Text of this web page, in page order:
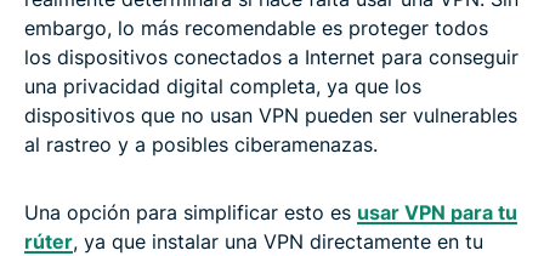
embargo, lo más recomendable es proteger todos
los dispositivos conectados a Internet para conseguir
una privacidad digital completa, ya que los
dispositivos que no usan VPN pueden ser vulnerables
al rastreo y a posibles ciberamenazas.
Una opción para simplificar esto es usar VPN para tu
rúter, ya que instalar una VPN directamente en tu